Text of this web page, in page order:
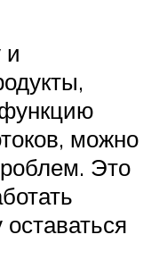
и
можно
Это